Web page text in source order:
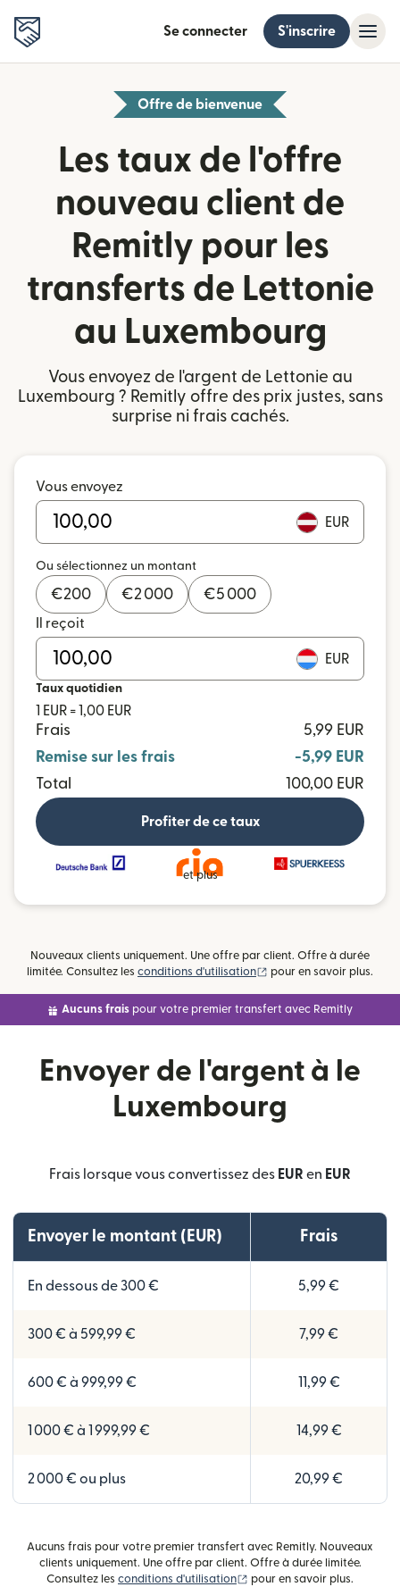
Se connecter S'inscrire
Offre de bienvenue
Les taux de l'offre
nouveau client de
Remitly pour les
transferts de Lettonie
au Luxembourg
Vous envoyez de l'argent de Lettonie au
Luxembourg ? Remitly offre des prix justes, sans
surprise ni frais cachés.
Vous envoyez
EUR
Ou sélectionnez un montant
€200 €2 000 €5 000
Il reçoit
EUR
Taux quotidien
1 EUR = 1,00 EUR
Frais
5,99 EUR
Remise sur les frais
-5,99 EUR
Total
100,00 EUR
Profiter de ce taux
et plus
Nouveaux clients uniquement. Une offre par client. Offre à durée
limitée. Consultez les conditions d'utilisation (s'ouvre dans une
pour en savoir plus.
Aucuns frais pour votre premier transfert avec Remitly
Envoyer de l'argent à le
Luxembourg
Frais lorsque vous convertissez des EUR en EUR
Envoyer le montant (EUR) Frais
En dessous de 300 € 5,99 €
300 € à 599,99 € 7,99 €
600 € à 999,99 € 11,99 €
1 000 € à 1 999,99 € 14,99 €
2 000 € ou plus 20,99 €
Aucuns frais pour votre premier transfert avec Remitly. Nouveaux
clients uniquement. Une offre par client. Offre à durée limitée.
Consultez les conditions d'utilisation (s'ouvre dans une nouvelle
pour en savoir plus.